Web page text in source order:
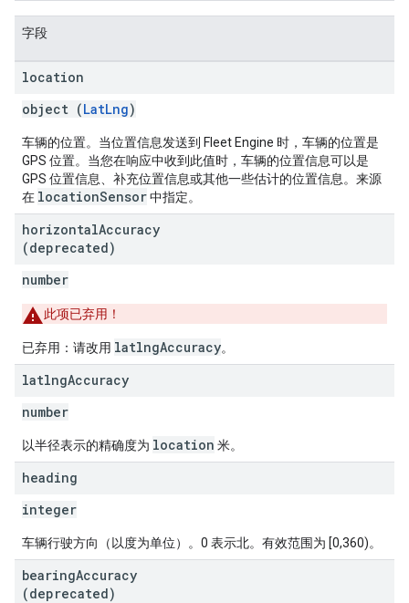
字段
location
object (LatLng)
车辆的位置。当位置信息发送到 Fleet Engine 时，车辆的位置是
GPS 位置。当您在响应中收到此值时，车辆的位置信息可以是
GPS 位置信息、补充位置信息或其他一些估计的位置信息。来源
在 locationSensor中指定。
horizontalAccuracy
(deprecated)
number
此项已弃用！
已弃用：请改用 latlngAccuracy。
latlngAccuracy
number
以半径表示的精确度为 location 米。
heading
integer
车辆行驶方向（以度为单位）。0 表示北。有效范围为 [0,360)。
bearingAccuracy
(deprecated)